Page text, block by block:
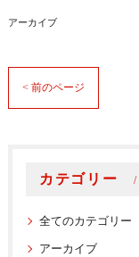
アーカイブ
< 前のページ
カテゴリー
全てのカテゴリー
アーカイブ